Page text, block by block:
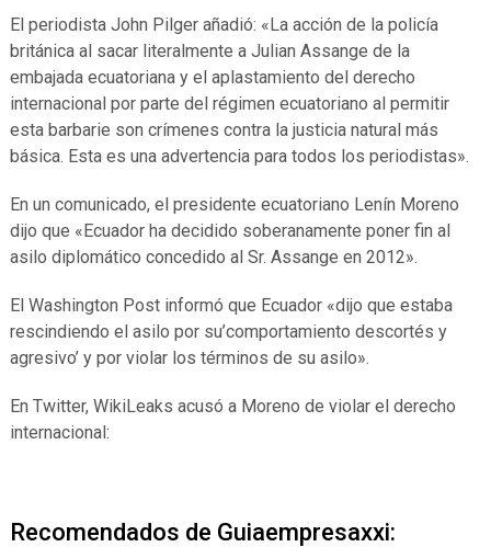
El periodista John Pilger añadió: «La acción de la policía
británica al sacar literalmente a Julian Assange de la
embajada ecuatoriana y el aplastamiento del derecho
internacional por parte del régimen ecuatoriano al permitir
esta barbarie son crímenes contra la justicia natural más
básica. Esta es una advertencia para todos los periodistas».
En un comunicado, el presidente ecuatoriano Lenín Moreno
dijo que «Ecuador ha decidido soberanamente poner fin al
asilo diplomático concedido al Sr. Assange en 2012».
El Washington Post informó que Ecuador «dijo que estaba
rescindiendo el asilo por su’comportamiento descortés y
agresivo’ y por violar los términos de su asilo».
En Twitter, WikiLeaks acusó a Moreno de violar el derecho
internacional:
Recomendados de Guiaempresaxxi: